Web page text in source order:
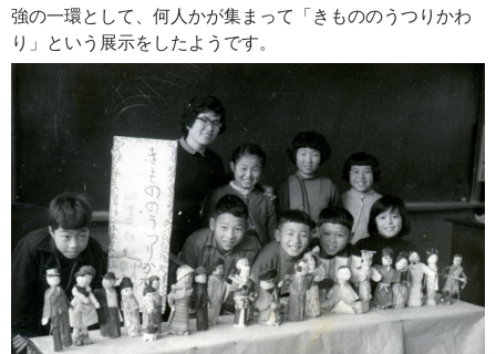
強の一環として、何人かが集まって「きもののうつりかわ
り」という展示をしたようです。